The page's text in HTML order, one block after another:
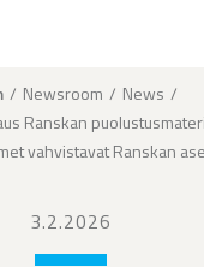
Newsroom
News
Ranskan
vahvistavat Ranskan
3.2.2026